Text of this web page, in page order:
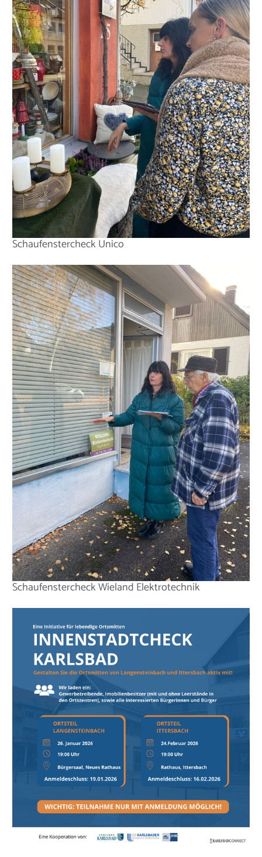
Schaufenstercheck Unico
Schaufenstercheck Wieland Elektrotechnik